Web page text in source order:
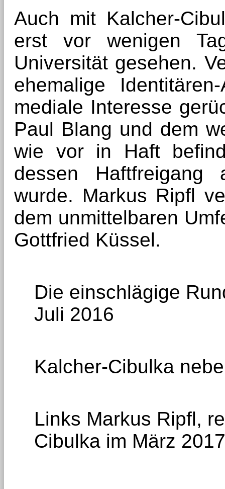
Auch mit Kalcher-
erst vor wenigen
Universität gesehen.
ehemalige
mediale Interesse
Paul Blang und dem
wie vor in Haft
dessen Haftfreigang
wurde. Markus Ripfl
dem unmittelbaren
Gottfried Küssel.
Die einschlägige
Juli 2016
Kalcher-Cibulka
Links Markus Ripfl,
Cibulka im März 2017